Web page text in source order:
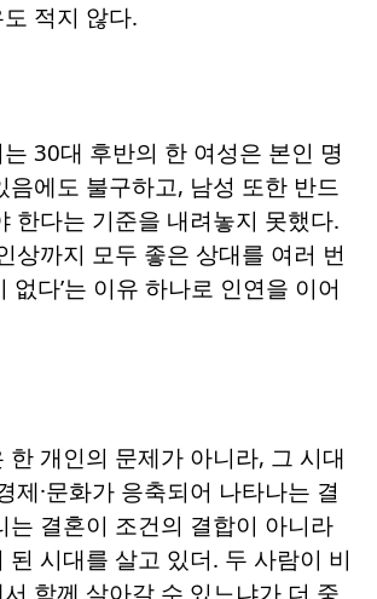
적지 않다.
30대 후반의 한 여성은 본인 명
음에도 불구하고, 남성 또한 반드
한다는 기준을 내려놓지 못했다.
상까지 모두 좋은 상대를 여러 번
없다’는 이유 하나로 인연을 이어
한 개인의 문제가 아니라, 그 시대
제·문화가 응축되어 나타나는 결
는 결혼이 조건의 결합이 아니라
된 시대를 살고 있더. 두 사람이 비
함께 살아갈 수 있느냐가 더 중